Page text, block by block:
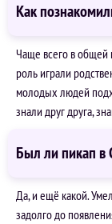
Как
Чаще всего в общей
роль играли
молодых людей
знали друг друга,
Был ли пикап в
Да, и ещё какой.
задолго до